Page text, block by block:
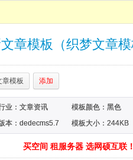
章模板（织梦文章模
章模板 添加
业： 文章资讯 模板颜色： 黑色
本：dedecms5.7
模板大小：244KB
买空间 租服务器 选网硕互联！